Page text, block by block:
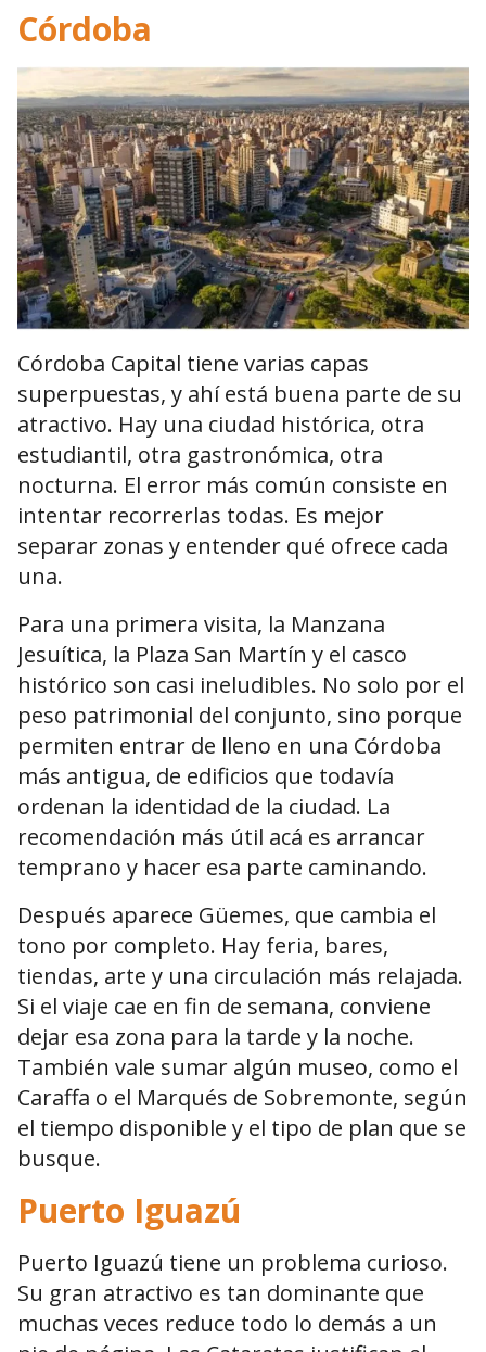
Córdoba
Córdoba Capital tiene varias capas
superpuestas, y ahí está buena parte de su
atractivo. Hay una ciudad histórica, otra
estudiantil, otra gastronómica, otra
nocturna. El error más común consiste en
intentar recorrerlas todas. Es mejor
separar zonas y entender qué ofrece cada
una.
Para una primera visita, la Manzana
Jesuítica, la Plaza San Martín y el casco
histórico son casi ineludibles. No solo por el
peso patrimonial del conjunto, sino porque
permiten entrar de lleno en una Córdoba
más antigua, de edificios que todavía
ordenan la identidad de la ciudad. La
recomendación más útil acá es arrancar
temprano y hacer esa parte caminando.
Después aparece Güemes, que cambia el
tono por completo. Hay feria, bares,
tiendas, arte y una circulación más relajada.
Si el viaje cae en fin de semana, conviene
dejar esa zona para la tarde y la noche.
También vale sumar algún museo, como el
Caraffa o el Marqués de Sobremonte, según
el tiempo disponible y el tipo de plan que se
busque.
Puerto Iguazú
Puerto Iguazú tiene un problema curioso.
Su gran atractivo es tan dominante que
muchas veces reduce todo lo demás a un